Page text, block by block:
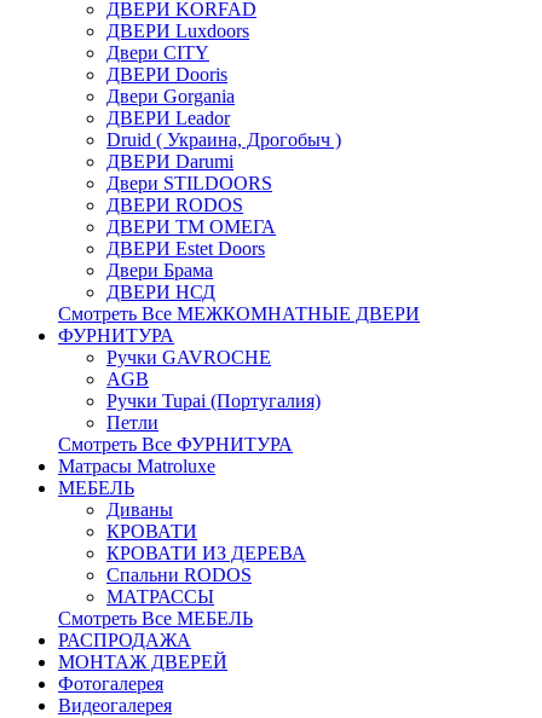
ДВЕРИ KORFAD
ДВЕРИ Luxdoors
Двери CITY
ДВЕРИ Dooris
Двери Gorgania
ДВЕРИ Leador
Druid ( Украина, Дрогобыч )
ДВЕРИ Darumi
Двери STILDOORS
ДВЕРИ RODOS
ДВЕРИ ТМ ОМЕГА
ДВЕРИ Estet Doors
Двери Брама
ДВЕРИ НСД
Смотреть Все МЕЖКОМНАТНЫЕ ДВЕРИ
ФУРНИТУРА
Ручки GAVROCHE
AGB
Ручки Tupai (Португалия)
Петли
Смотреть Все ФУРНИТУРА
Матрасы Matroluxe
МЕБЕЛЬ
Диваны
КРОВАТИ
КРОВАТИ ИЗ ДЕРЕВА
Спальни RODOS
МАТРАССЫ
Смотреть Все МЕБЕЛЬ
РАСПРОДАЖА
МОНТАЖ ДВЕРЕЙ
Фотогалерея
Видеогалерея